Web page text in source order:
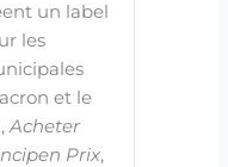
un label
les
et le
Acheter
Prix,